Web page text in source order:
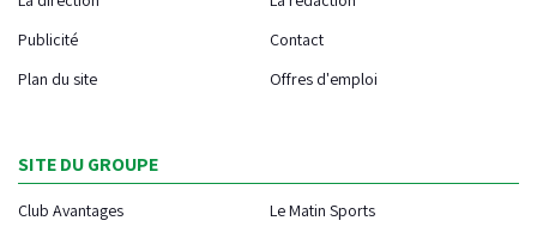
Publicité
Contact
Plan du site
Offres d'emploi
SITE DU GROUPE
Club Avantages
Le Matin Sports